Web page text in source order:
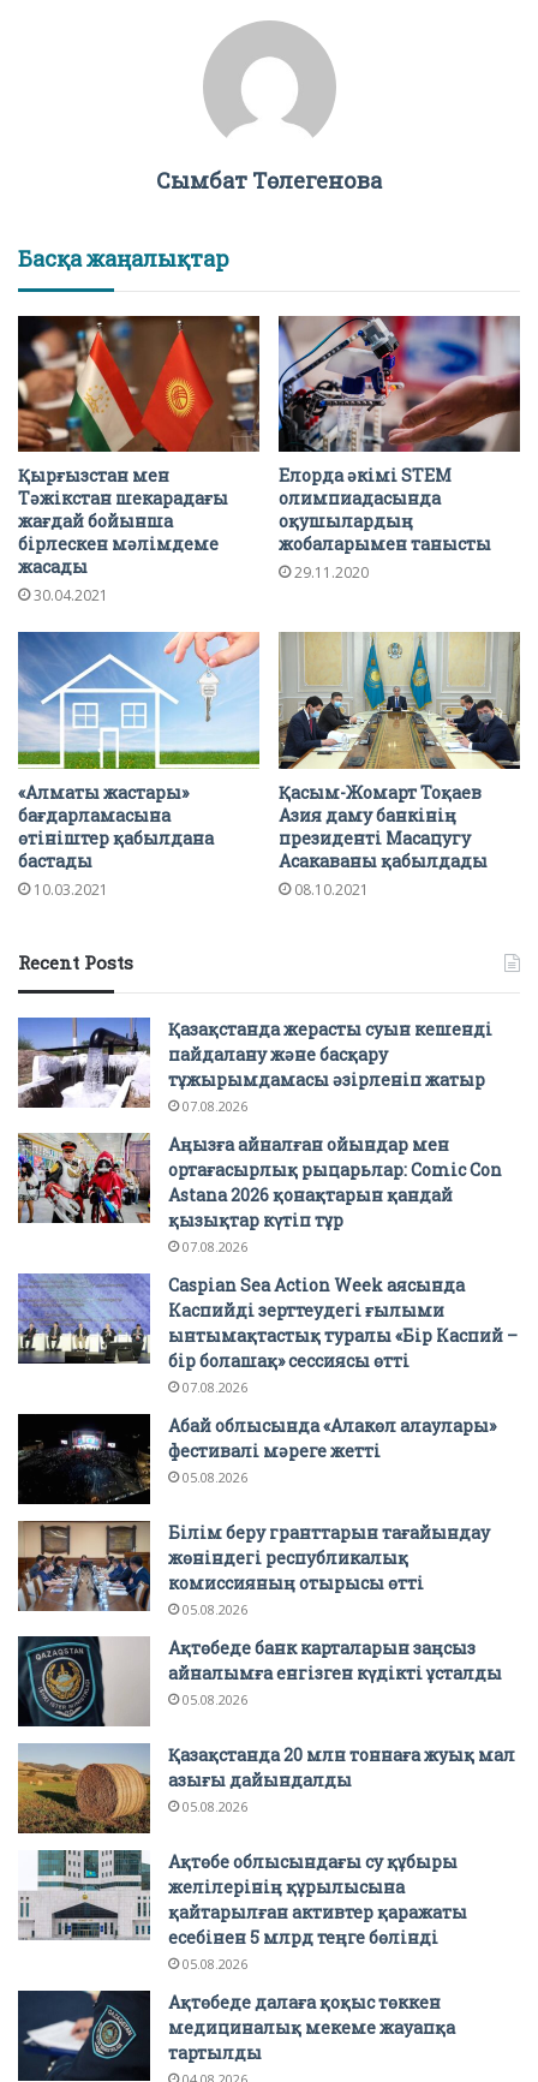
Сымбат Төлегенова
Басқа жаңалықтар
Қырғызстан мен
Тәжікстан шекарадағы
жағдай бойынша
бірлескен мәлімдеме
жасады
30.04.2021
Елорда әкімі STEM
олимпиадасында
оқушылардың
жобаларымен танысты
29.11.2020
«Алматы жастары»
бағдарламасына
өтініштер қабылдана
бастады
10.03.2021
Қасым-Жомарт Тоқаев
Азия даму банкінің
президенті Масацугу
Асакаваны қабылдады
08.10.2021
Recent Posts
Қазақстанда жерасты суын кешенді
пайдалану және басқару
тұжырымдамасы әзірленіп жатыр
07.08.2026
Аңызға айналған ойындар мен
ортағасырлық рыцарьлар: Comic Con
Astana 2026 қонақтарын қандай
қызықтар күтіп тұр
07.08.2026
Caspian Sea Action Week аясында
Каспийді зерттеудегі ғылыми
ынтымақтастық туралы «Бір Каспий –
бір болашақ» сессиясы өтті
07.08.2026
Абай облысында «Алакөл алаулары»
фестивалі мәреге жетті
05.08.2026
Білім беру гранттарын тағайындау
жөніндегі республикалық
комиссияның отырысы өтті
05.08.2026
Ақтөбеде банк карталарын заңсыз
айналымға енгізген күдікті ұсталды
05.08.2026
Қазақстанда 20 млн тоннаға жуық мал
азығы дайындалды
05.08.2026
Ақтөбе облысындағы су құбыры
желілерінің құрылысына
қайтарылған активтер қаражаты
есебінен 5 млрд теңге бөлінді
05.08.2026
Ақтөбеде далаға қоқыс төккен
медициналық мекеме жауапқа
тартылды